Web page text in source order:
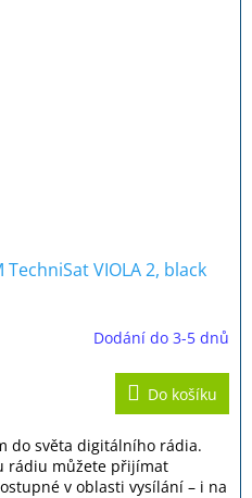
VIOLA 2, black
Dodání do 3-5 dnů
Do košíku
do světa digitálního rádia.
rádiu můžete přijímat
v oblasti vysílání – i na